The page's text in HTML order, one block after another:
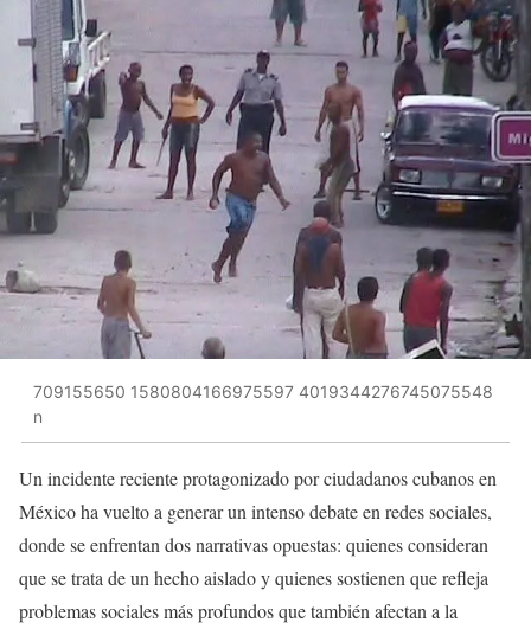
709155650 1580804166975597 4019344276745075548
n
Un incidente reciente protagonizado por ciudadanos cubanos en
México ha vuelto a generar un intenso debate en redes sociales,
donde se enfrentan dos narrativas opuestas: quienes consideran
que se trata de un hecho aislado y quienes sostienen que refleja
problemas sociales más profundos que también afectan a la